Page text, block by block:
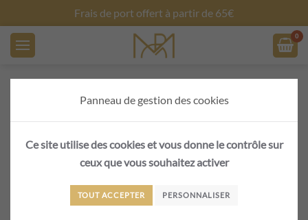
Panneau de gestion des cookies
Ce site utilise des cookies et vous donne le contrôle sur
ceux que vous souhaitez activer
TOUT ACCEPTER PERSONNALISER
Skip to main content
Créez vos objets personnalisés
du
plus
récent
plus
ancien